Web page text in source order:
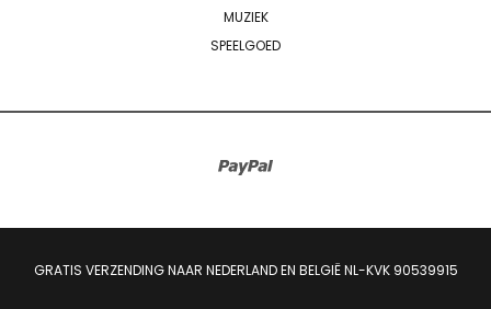
MUZIEK
SPEELGOED
GRATIS VERZENDING NAAR NEDERLAND EN BELGIË NL-KVK 90539915